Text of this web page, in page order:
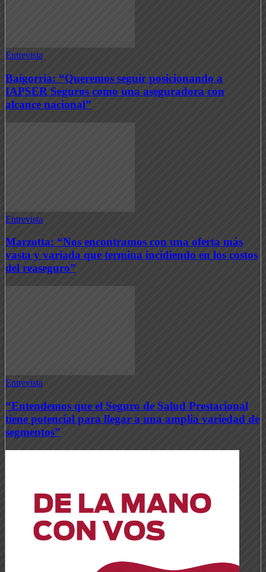
Entrevista
Baigorria: “Queremos seguir posicionando a
IAPSER Seguros como una aseguradora con
alcance nacional”
Entrevista
Marzotta: “Nos encontramos con una oferta más
vasta y variada que termina incidiendo en los costos
del reaseguro”
Entrevista
“Entendemos que el Seguro de Salud Prestacional
tiene potencial para llegar a una amplia variedad de
segmentos”